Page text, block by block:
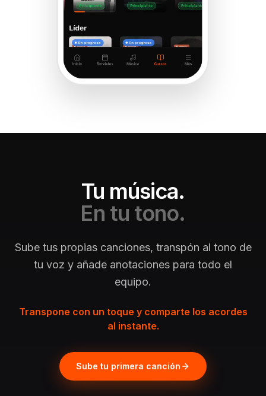
Tu música.
En tu tono.
Sube tus propias canciones, transpón al tono de
tu voz y añade anotaciones para todo el
equipo.
Transpone con un toque y comparte los acordes
al instante.
Sube tu primera canción